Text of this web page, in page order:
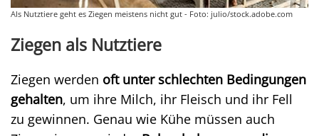
Als Nutztiere geht es Ziegen meistens nicht gut - Foto: julio/stock.adobe.com
Ziegen als Nutztiere
Ziegen werden oft unter schlechten Bedingungen
gehalten, um ihre Milch, ihr Fleisch und ihr Fell
zu gewinnen. Genau wie Kühe müssen auch